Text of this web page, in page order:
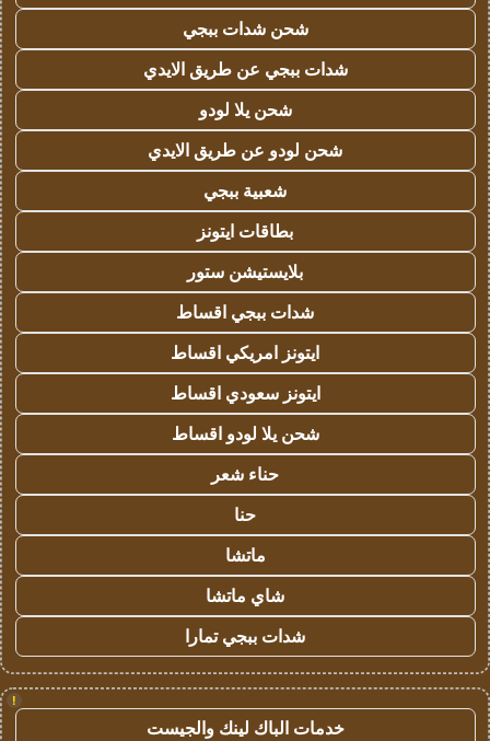
شحن شدات ببجي
شدات ببجي عن طريق الايدي
شحن يلا لودو
شحن لودو عن طريق الايدي
شعبية ببجي
بطاقات ايتونز
بلايستيشن ستور
شدات ببجي اقساط
ايتونز امريكي اقساط
ايتونز سعودي اقساط
شحن يلا لودو اقساط
حناء شعر
حنا
ماتشا
شاي ماتشا
شدات ببجي تمارا
!
خدمات الباك لينك والجيست